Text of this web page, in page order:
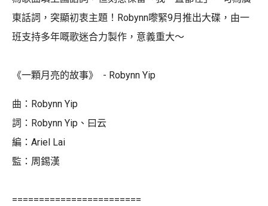
東話詞，突顯初衷主題！Robynn嚟緊9月推出大碟，由一
班支持多年嘅歌迷合力製作，意義重大～
《一顆月亮的故事》 - Robynn Yip
曲：Robynn Yip
詞：Robynn Yip、曰云
編：Ariel Lai
監：周錫漢
========================